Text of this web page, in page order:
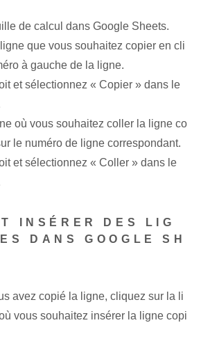
de calcul dans Google Sheets.
que vous souhaitez copier en cli
à gauche de la ligne.
et sélectionnez « Copier » dans le
où vous souhaitez coller la ligne co
le numéro de ligne correspondant.
et sélectionnez « Coller » dans le
INSÉRER DES LIG
DANS GOOGLE SH
avez copié la ligne, cliquez sur la li
vous souhaitez insérer la ligne copi